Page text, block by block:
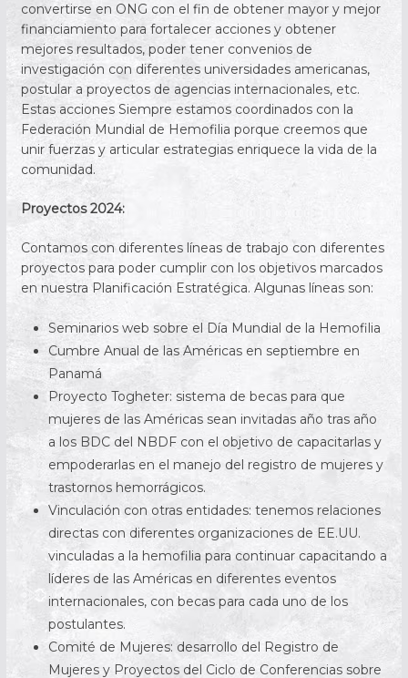
convertirse en ONG con el fin de obtener mayor y mejor
financiamiento para fortalecer acciones y obtener
mejores resultados, poder tener convenios de
investigación con diferentes universidades americanas,
postular a proyectos de agencias internacionales, etc.
Estas acciones Siempre estamos coordinados con la
Federación Mundial de Hemofilia porque creemos que
unir fuerzas y articular estrategias enriquece la vida de la
comunidad.
Proyectos 2024:
Contamos con diferentes líneas de trabajo con diferentes
proyectos para poder cumplir con los objetivos marcados
en nuestra Planificación Estratégica. Algunas líneas son:
Seminarios web sobre el Día Mundial de la Hemofilia
Cumbre Anual de las Américas en septiembre en
Panamá
Proyecto Togheter: sistema de becas para que
mujeres de las Américas sean invitadas año tras año
a los BDC del NBDF con el objetivo de capacitarlas y
empoderarlas en el manejo del registro de mujeres y
trastornos hemorrágicos.
Vinculación con otras entidades: tenemos relaciones
directas con diferentes organizaciones de EE.UU.
vinculadas a la hemofilia para continuar capacitando a
líderes de las Américas en diferentes eventos
internacionales, con becas para cada uno de los
postulantes.
Comité de Mujeres: desarrollo del Registro de
Mujeres y Proyectos del Ciclo de Conferencias sobre